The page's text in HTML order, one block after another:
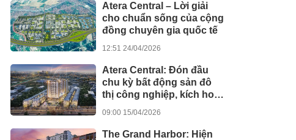
Atera Central – Lời giải
cho chuẩn sống của cộng
đồng chuyên gia quốc tế
12:51 24/04/2026
Atera Central: Đón đầu
chu kỳ bất động sản đô
thị công nghiệp, kích hoạt
09:00 15/04/2026
The Grand Harbor: Hiện